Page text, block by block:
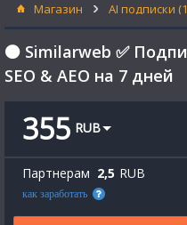
Магазин AI подписки
🟠 Similarweb ✅
SEO & AEO на 7 дней
355 RUB
Партнерам 2,5 RUB
как заработать